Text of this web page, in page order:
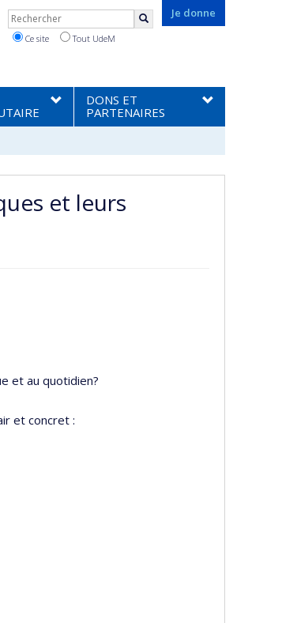
Je donne
Rechercher
Ce site Tout UdeM
DONS ET
PARTENAIRES
et leurs
et au quotidien?
et concret :